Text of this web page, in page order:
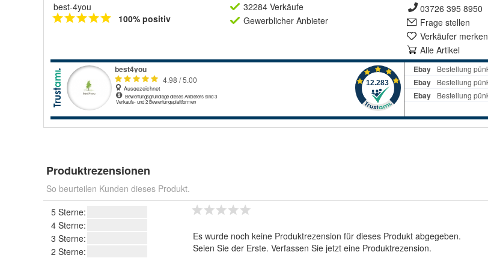
best-4you
100% positiv
32284 Verkäufe
Gewerblicher Anbieter
03726 395 8950
Frage stellen
Verkäufer merken
Alle Artikel
Produktrezensionen
So beurteilen Kunden dieses Produkt.
5 Sterne:
4 Sterne:
3 Sterne:
2 Sterne:
Es wurde noch keine Produktrezension für dieses Produkt abgegeben.
Seien Sie der Erste. Verfassen Sie jetzt eine Produktrezension.